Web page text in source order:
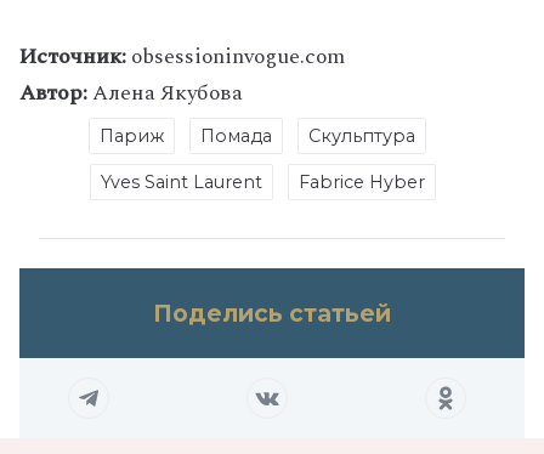
Источник:obsessioninvogue.com
Автор:Алена Якубова
Париж Помада Скульптура
Yves Saint Laurent Fabrice Hyber
Поделись статьей